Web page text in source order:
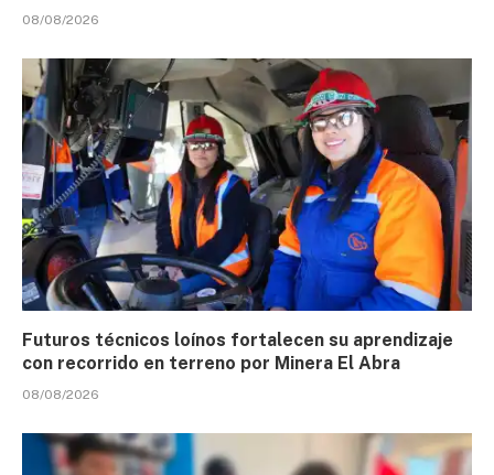
08/08/2026
Futuros técnicos loínos fortalecen su aprendizaje
con recorrido en terreno por Minera El Abra
08/08/2026